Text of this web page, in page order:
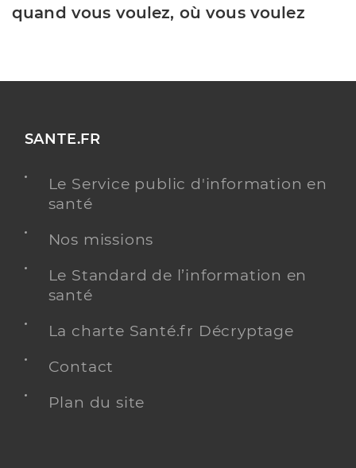
quand vous voulez, où vous voulez
SANTE.FR
Le Service public d'information en
santé
Nos missions
Le Standard de l’information en
santé
La charte Santé.fr Décryptage
Contact
Plan du site